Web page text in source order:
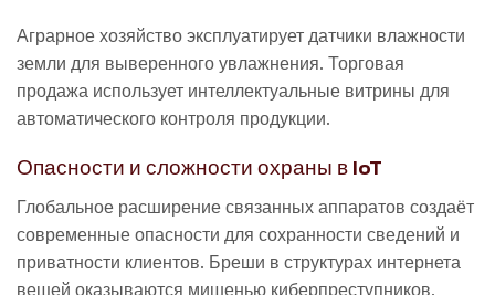
Аграрное хозяйство эксплуатирует датчики влажности
земли для выверенного увлажнения. Торговая
продажа использует интеллектуальные витрины для
автоматического контроля продукции.
Опасности и сложности охраны в IoT
Глобальное расширение связанных аппаратов создаёт
современные опасности для сохранности сведений и
приватности клиентов. Бреши в структурах интернета
вещей оказываются мишенью киберпреступников.